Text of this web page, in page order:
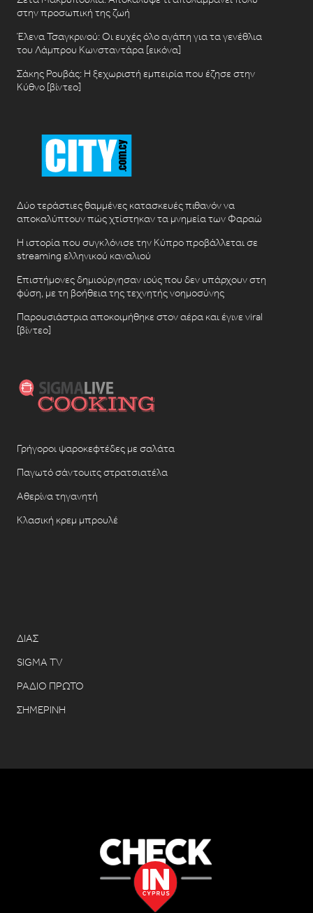
στην προσωπική της ζωή
Έλενα Τσαγκρινού: Οι ευχές όλο αγάπη για τα γενέθλια
του Λάμπρου Κωνσταντάρα [εικόνα]
Σάκης Ρουβάς: Η ξεχωριστή εμπειρία που έζησε στην
Κύθνο [βίντεο]
Δύο τεράστιες θαμμένες κατασκευές πιθανόν να
αποκαλύπτουν πώς χτίστηκαν τα μνημεία των Φαραώ
Η ιστορία που συγκλόνισε την Κύπρο προβάλλεται σε
streaming ελληνικού καναλιού
Επιστήμονες δημιούργησαν ιούς που δεν υπάρχουν στη
φύση, με τη βοήθεια της τεχνητής νοημοσύνης
Παρουσιάστρια αποκοιμήθηκε στον αέρα και έγινε viral
[βίντεο]
Γρήγοροι ψαροκεφτέδες με σαλάτα
Παγωτό σάντουιτς στρατσιατέλα
Αθερίνα τηγανητή
Κλασική κρεμ μπρουλέ
ΔΙΑΣ
SIGMA TV
ΡΑΔΙΟ ΠΡΩΤΟ
ΣΗΜΕΡΙΝΗ